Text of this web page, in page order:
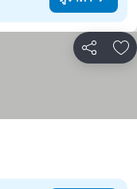
แชร์ เ